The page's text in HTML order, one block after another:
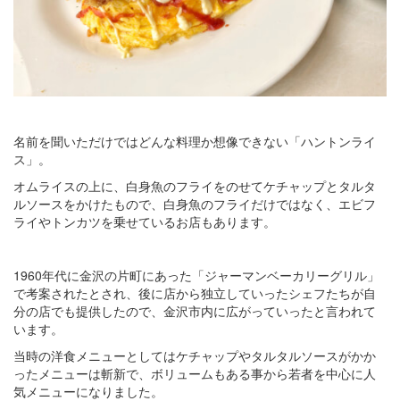
名前を聞いただけではどんな料理か想像できない「ハントンライ
ス」。
オムライスの上に、白身魚のフライをのせてケチャップとタルタ
ルソースをかけたもので、白身魚のフライだけではなく、エビフ
ライやトンカツを乗せているお店もあります。
1960年代に金沢の片町にあった「ジャーマンベーカリーグリル」
で考案されたとされ、後に店から独立していったシェフたちが自
分の店でも提供したので、金沢市内に広がっていったと言われて
います。
当時の洋食メニューとしてはケチャップやタルタルソースがかか
ったメニューは斬新で、ボリュームもある事から若者を中心に人
気メニューになりました。